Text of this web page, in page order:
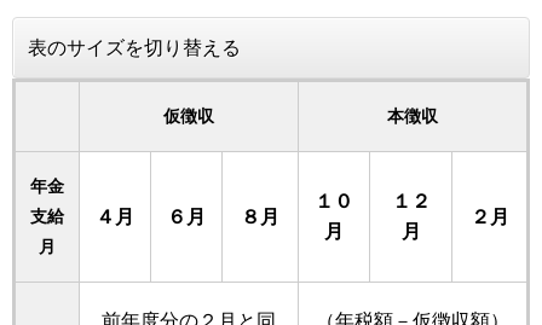
表のサイズを切り替える
仮徴収 本徴収
年金
支給
月
４月 ６月 ８月
１０
月
１２
月
２月
前年度分の２月と同
（年税額－仮徴収額）